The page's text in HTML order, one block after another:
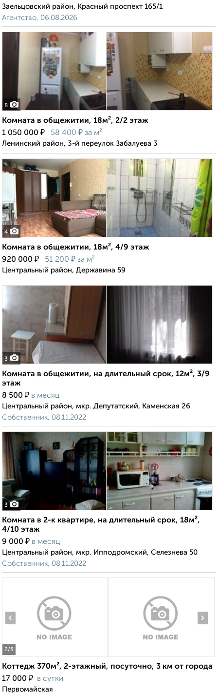
Заельцовский район, Красный проспект 165/1
Агентство, 06.08.2026
8
Комната в общежитии, 18м², 2/2 этаж
1 050 000 ₽ 58 400 ₽ за м²
Ленинский район, 3-й переулок Забалуева 3
4
Комната в общежитии, 18м², 4/9 этаж
920 000 ₽ 51 200 ₽ за м²
Центральный район, Державина 59
3
Комната в общежитии, на длительный срок, 12м², 3/9
этаж
8 500 ₽ в месяц
Центральный район, мкр. Депутатский, Каменская 26
Собственник, 08.11.2022
3
Комната в 2-к квартире, на длительный срок, 18м²,
4/10 этаж
9 000 ₽ в месяц
Центральный район, мкр. Ипподромский, Селезнева 50
Собственник, 08.11.2022
2/8
‹ ›
Коттедж 370м², 2-этажный, посуточно, 3 км от города
17 000 ₽ в сутки
Первомайская